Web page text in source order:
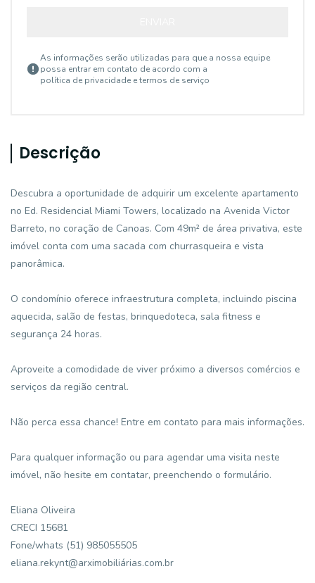
As informações serão utilizadas para que a nossa equipe
possa entrar em contato de acordo com a
política de privacidade e termos de serviço
Descrição
Descubra a oportunidade de adquirir um excelente apartamento
no Ed. Residencial Miami Towers, localizado na Avenida Victor
Barreto, no coração de Canoas. Com 49m² de área privativa, este
imóvel conta com uma sacada com churrasqueira e vista
panorâmica.
O condomínio oferece infraestrutura completa, incluindo piscina
aquecida, salão de festas, brinquedoteca, sala fitness e
segurança 24 horas.
Aproveite a comodidade de viver próximo a diversos comércios e
serviços da região central.
Não perca essa chance! Entre em contato para mais informações.
Para qualquer informação ou para agendar uma visita neste
imóvel, não hesite em contatar, preenchendo o formulário.
Eliana Oliveira
CRECI 15681
Fone/whats (51) 985055505
eliana.rekynt@arximobiliárias.com.br